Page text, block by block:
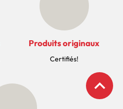
Produits originaux
Certifiés!
expand_less